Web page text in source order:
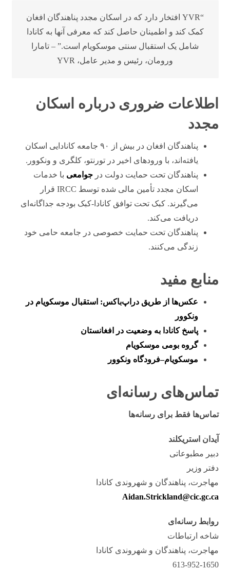
“YVR افتخار دارد که در اسکان مجدد پناهندگان افغان
کمک کند و اطمینان حاصل کند که معرفی آنها به کانادا
شامل یک استقبال سنتی موسکویام است.” – تامارا
ورومان، رئیس و مدیر عامل، YVR
اطلاعات ضروری درباره اسکان
مجدد
پناهندگان افغان در بیش از ۹۰ جامعه کانادایی اسکان
یافته‌اند، با ورودهای اخیر در تورنتو، کلگری و ونکوور.
پناهندگان تحت حمایت دولت درجوامعی با خدمات
اسکان مجدد تأمین مالی شده توسط IRCC قرار
می‌گیرند. کبک تحت توافق کانادا-کبک بودجه جداگانه‌ای
دریافت می‌کند.
پناهندگان تحت حمایت خصوصی در جامعه حامی خود
زندگی می‌کنند.
منابع مفید
عکس‌ها از طریق دراپ‌باکس: استقبال موسکویام در
ونکوور
پاسخ کانادا به وضعیت در افغانستان
گروه بومی موسکویام
موسکویام–فرودگاه ونکوور
تماس‌های رسانه‌ای
تماس‌ها فقط برای رسانه‌ها
آیدان استریکلند
دبیر مطبوعاتی
دفتر وزیر
مهاجرت، پناهندگان و شهروندی کانادا
Aidan.Strickland@cic.gc.ca
روابط رسانه‌ای
شاخه ارتباطات
مهاجرت، پناهندگان و شهروندی کانادا
613-952-1650